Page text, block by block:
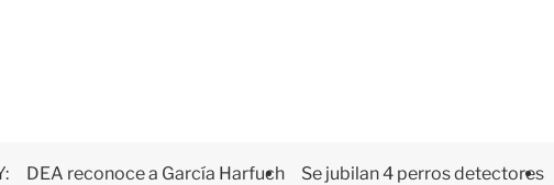
DEA reconoce a García Harfuch Se jubilan 4 perros detectores